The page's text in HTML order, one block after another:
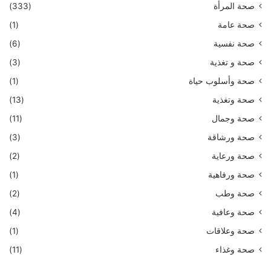
صحة المرأة
(333)
صحة عامة
(1)
صحة نفسية
(6)
صحة و تغذية
(3)
صحة وأسلوب حياة
(1)
صحة وتغذية
(13)
صحة وجمال
(11)
صحة ورشاقة
(3)
صحة ورعاية
(2)
صحة ورفاهية
(1)
صحة وطب
(2)
صحة وعافية
(4)
صحة وعلاقات
(1)
صحة وغذاء
(11)